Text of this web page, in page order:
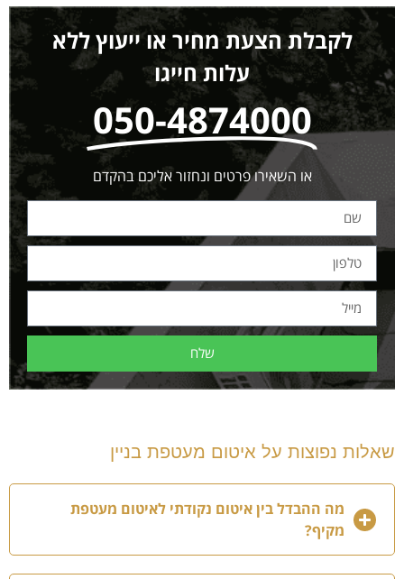
לקבלת הצעת מחיר או ייעוץ ללא
עלות חייגו
050-4874000
או השאירו פרטים ונחזור אליכם בהקדם
שלח
שאלות נפוצות על איטום מעטפת בניין
מה ההבדל בין איטום נקודתי לאיטום מעטפת
מקיף?